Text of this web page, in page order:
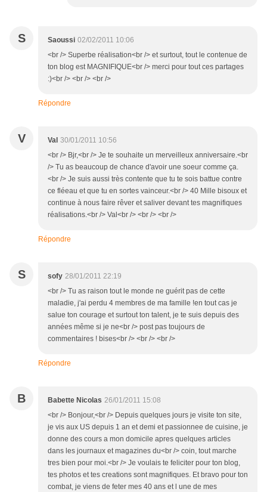
S Saoussi 02/02/2011 10:06
<br /> Superbe réalisation<br /> et surtout, tout le contenue de
ton blog est MAGNIFIQUE<br /> merci pour tout ces partages
:)<br /> <br /> <br />
Répondre
V Val 30/01/2011 10:56
<br /> Bjr,<br /> Je te souhaite un merveilleux anniversaire.<br
/> Tu as beaucoup de chance d'avoir une soeur comme ça.
<br /> Je suis aussi très contente que tu te sois battue contre
ce fléeau et que tu en sortes vainceur.<br /> 40 Mille bisoux et
continue à nous faire rêver et saliver devant tes magnifiques
réalisations.<br /> Val<br /> <br /> <br />
Répondre
S sofy 28/01/2011 22:19
<br /> Tu as raison tout le monde ne guérit pas de cette
maladie, j'ai perdu 4 membres de ma famille !en tout cas je
salue ton courage et surtout ton talent, je te suis depuis des
années même si je ne<br /> post pas toujours de
commentaires ! bises<br /> <br /> <br />
Répondre
B Babette Nicolas 26/01/2011 15:08
<br /> Bonjour,<br /> Depuis quelques jours je visite ton site,
je vis aux US depuis 1 an et demi et passionnee de cuisine, je
donne des cours a mon domicile apres quelques articles
dans les journaux et magazines du<br /> coin, tout marche
tres bien pour moi.<br /> Je voulais te feliciter pour ton blog,
tes photos et tes creations sont magnifiques. Et bravo pour ton
combat, je viens de feter mes 40 ans et l une de mes